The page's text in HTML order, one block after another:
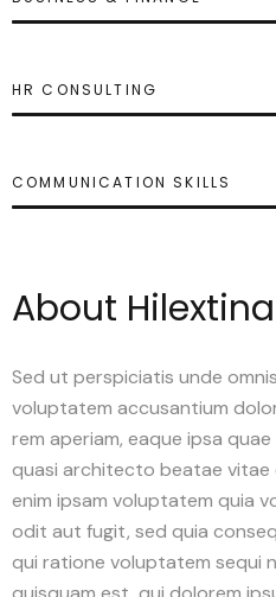
HR CONSULTING
COMMUNICATION SKILLS
About Hilextina
Sed ut perspiciatis unde
voluptatem accusantium
rem aperiam, eaque ipsa
quasi architecto beatae vitae
enim ipsam voluptatem quia
odit aut fugit, sed quia
qui ratione voluptatem sequi